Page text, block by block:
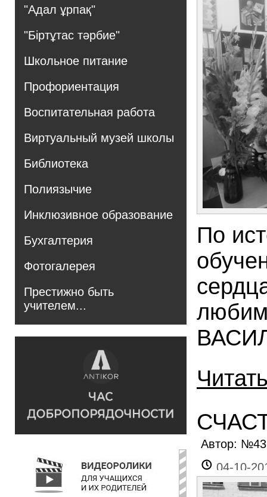
"Адал ұрпақ"
"Біртұтас тәрбие"
Школьное питание
Профориентация
Воспитательная работа
Виртуальный музей школы
Библиотека
Полиязычие
Инклюзивное образование
Бухгалтерия
Фотогалерея
Престижно быть
учителем...
По
Автор:
04-10-